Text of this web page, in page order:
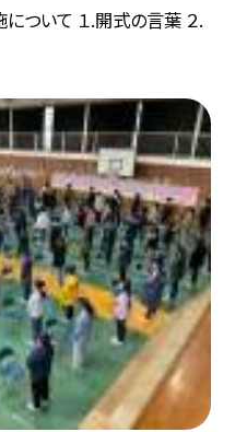
ついて １.開式の言葉 ２.